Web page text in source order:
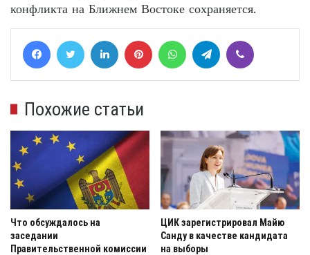
конфликта на Ближнем Востоке сохраняется.
FacebookTwitter LinkedIn Pinterest WhatsAppTelegram
Похожие статьи
Что обсуждалось на
заседании
Правительственной комиссии
ЦИК зарегистрировал Майю
Санду в качестве кандидата
на выборы